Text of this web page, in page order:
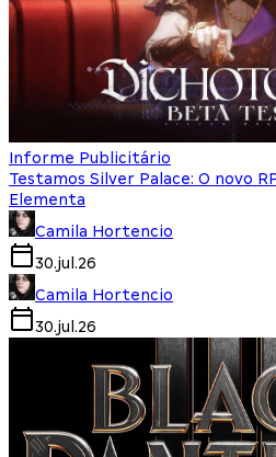
Informe Publicitário
Testamos Silver Palace: O novo
Elementa
Camila Hortencio
30.jul.26
Camila Hortencio
30.jul.26